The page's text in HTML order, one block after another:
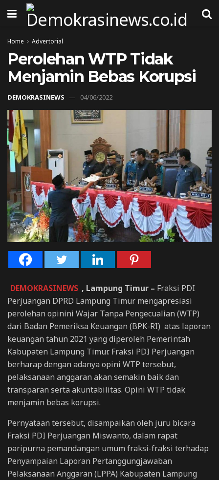
Home Advertorial
Perolehan WTP Tidak
Menjamin Bebas Korupsi
DEMOKRASINEWS 04/06/2022
DEMOKRASINEWS , Lampung Timur – Fraksi PDI
Perjuangan DPRD Lampung Timur mengapresiasi
perolehan opinini Wajar Tanpa Pengecualian (WTP)
dari Badan Pemeriksa Keuangan (BPK-RI) atas laporan
keuangan tahun 2021 yang diperoleh Pemerintah
Kabupaten Lampung Timur. Fraksi PDI Perjuangan
berharap dengan adanya opini WTP tersebut,
pelaksanaan anggaran akan semakin baik dan
transparan serta akuntabilitas. Opini WTP tidak
menjamin bebas korupsi.
Pernyataan tersebut, disampaikan oleh juru bicara
Fraksi PDI Perjuangan Miswanto, dalam rapat
paripurna pemandangan umum fraksi-fraksi terhadap
Penyampaian Laporan Pertanggungjawaban
Pelaksanaan Anggaran (LPPA) Kabupaten Lampung